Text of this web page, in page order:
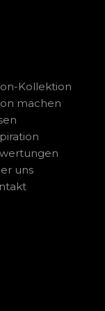
Kollektion
machen
uns